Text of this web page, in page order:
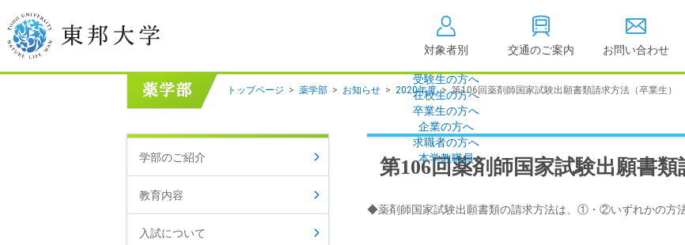
対象者別
受験生の方へ
在校生の方へ
卒業生の方へ
企業の方へ
求職者の方へ
本学教職員
交通のご案内 お問い合わせ
学長挨拶
建学の精神/教育の理念
校歌
東邦大学学則・
大学情報の公開
情報公開
教学に関す
点検・評価
社会貢献等
キャンパス敷地建物面
設置計画履
度
トップページ > 薬学部 > お知らせ > 2020年度>第106回薬剤師国家試験出願書類請求方法（卒業生）
第106回薬剤師国家試験出願書類
◆薬剤師国家試験出願書類の請求方法は、①・②いずれかの方法
学部のご紹介
教育内容
入試について